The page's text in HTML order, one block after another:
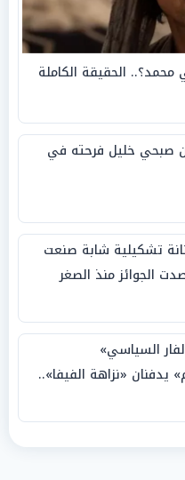
الحقيقة الكاملة
صبحي خليل فرحته في
تشكيلية شابة صنعت
الجوائز منذ الصغر
السياسي»
يدفنان «نزاهة الفيفا»..